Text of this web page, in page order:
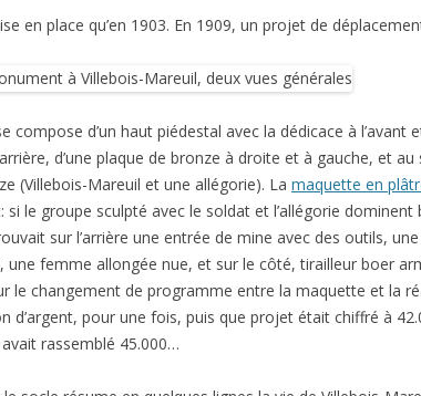
en place qu’en 1903. En 1909, un projet de
compose d’un haut piédestal avec la dédicace à l’avant
d’une plaque de bronze à droite et à gauche, et
(Villebois-Mareuil et une allégorie). La maquette en
si le groupe sculpté avec le soldat et l’allégorie
sur l’arrière une entrée de mine avec des outils,
une femme allongée nue, et sur le côté, tirailleur boer
le changement de programme entre la maquette et la
d’argent, pour une fois, puis que projet était chiffré à
rassemblé 45.000…